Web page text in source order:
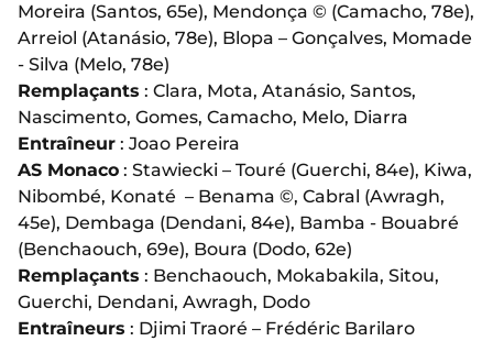
Moreira (Santos, 65e), Mendonça ©️ (Camacho, 78e),
Arreiol (Atanásio, 78e), Blopa – Gonçalves, Momade
- Silva (Melo, 78e)
Remplaçants : Clara, Mota, Atanásio, Santos,
Nascimento, Gomes, Camacho, Melo, Diarra
Entraîneur : Joao Pereira
AS Monaco : Stawiecki – Touré (Guerchi, 84e), Kiwa,
Nibombé, Konaté – Benama ©️, Cabral (Awragh,
45e), Dembaga (Dendani, 84e), Bamba - Bouabré
(Benchaouch, 69e), Boura (Dodo, 62e)
Remplaçants : Benchaouch, Mokabakila, Sitou,
Guerchi, Dendani, Awragh, Dodo
Entraîneurs : Djimi Traoré – Frédéric Barilaro